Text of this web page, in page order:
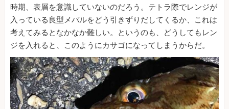
時期、表層を意識していないのだろう。テトラ際でレンジが
入っている良型メバルをどう引きずりだしてくるか、これは
考えてみるとなかなか難しい。というのも、どうしてもレン
ジを入れると、このようにカサゴになってしまうからだ。